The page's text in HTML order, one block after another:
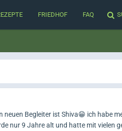
FRIEDHOF FAQ
Begleiter ist Shiva😁 ich habe
nur 9 Jahre alt und hatte mit vielen